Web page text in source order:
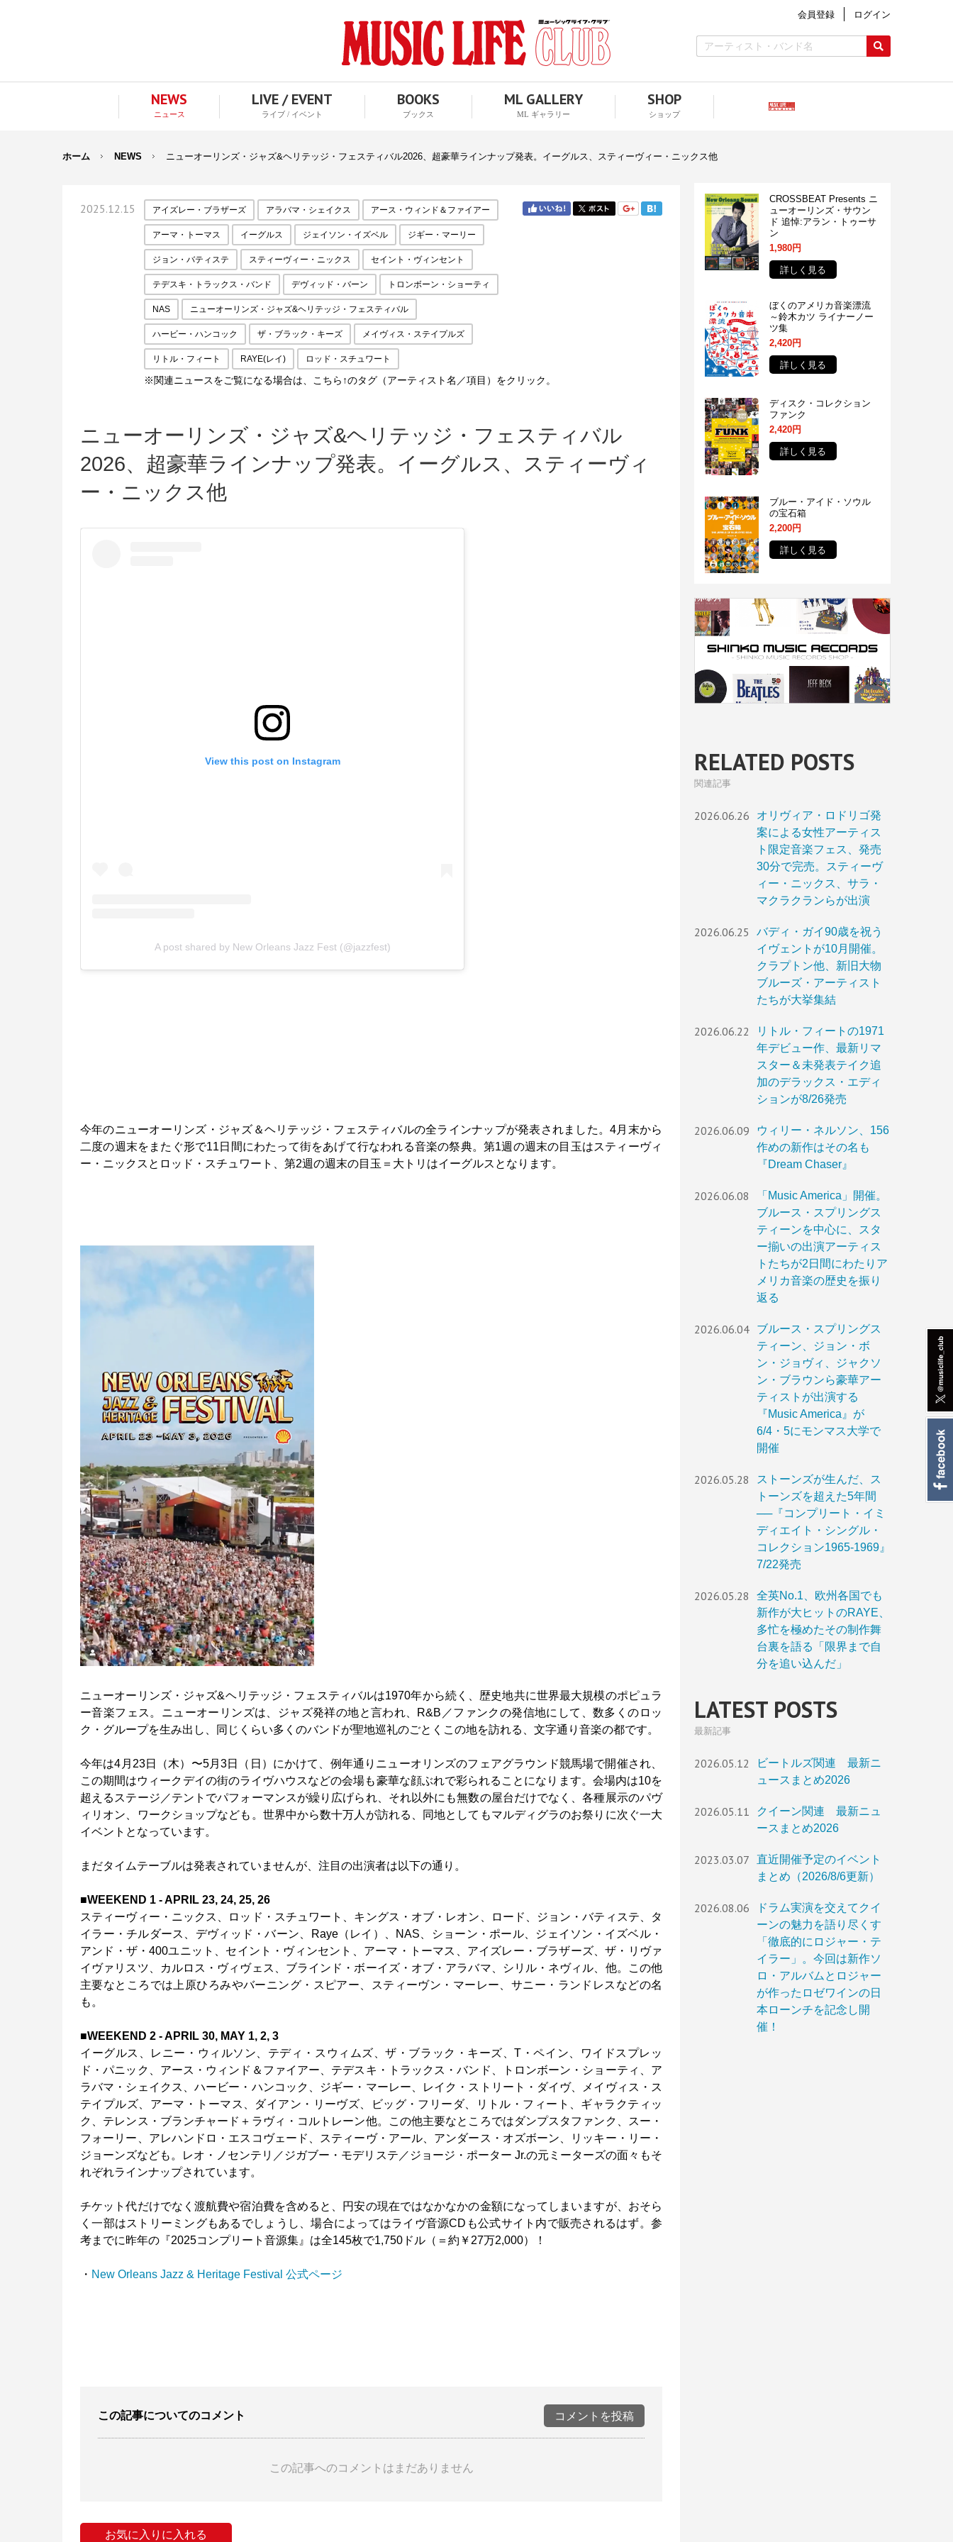
会員登録 ログイン
NEWS
ニュース
LIVE / EVENT
ライブ / イベント
BOOKS
ブックス
ML GALLERY
ML ギャラリー
SHOP
ショップ
ホーム NEWS ニューオーリンズ・ジャズ&ヘリテッジ・フェスティバル2026、超豪華ラインナップ発表。イーグルス、スティーヴィー・ニックス他
2025.12.15 アイズレー・ブラザーズ アラバマ・シェイクス アース・ウィンド＆ファイアー
アーマ・トーマス イーグルス ジェイソン・イズベル ジギー・マーリー
ジョン・バティステ スティーヴィー・ニックス セイント・ヴィンセント
テデスキ・トラックス・バンド デヴィッド・バーン トロンボーン・ショーティ
NAS ニューオーリンズ・ジャズ&ヘリテッジ・フェスティバル
ハービー・ハンコック ザ・ブラック・キーズ メイヴィス・ステイプルズ
リトル・フィート RAYE(レイ) ロッド・スチュワート
※関連ニュースをご覧になる場合は、こちら↑のタグ（アーティスト名／項目）をクリック。
ニューオーリンズ・ジャズ&ヘリテッジ・フェスティバル
2026、超豪華ラインナップ発表。イーグルス、スティーヴィ
ー・ニックス他
今年のニューオーリンズ・ジャズ＆ヘリテッジ・フェスティバルの全ラインナップが発表されました。4月末から
二度の週末をまたぐ形で11日間にわたって街をあげて行なわれる音楽の祭典。第1週の週末の目玉はスティーヴィ
ー・ニックスとロッド・スチュワート、第2週の週末の目玉＝大トリはイーグルスとなります。
ニューオーリンズ・ジャズ&ヘリテッジ・フェスティバルは1970年から続く、歴史地共に世界最大規模のポピュラ
ー音楽フェス。ニューオーリンズは、ジャズ発祥の地と言われ、R&B／ファンクの発信地にして、数多くのロッ
ク・グループを生み出し、同じくらい多くのバンドが聖地巡礼のごとくこの地を訪れる、文字通り音楽の都です。
今年は4月23日（木）〜5月3日（日）にかけて、例年通りニューオリンズのフェアグラウンド競馬場で開催され、
この期間はウィークデイの街のライヴハウスなどの会場も豪華な顔ぶれで彩られることになります。会場内は10を
超えるステージ／テントでパフォーマンスが繰り広げられ、それ以外にも無数の屋台だけでなく、各種展示のパヴ
ィリオン、ワークショップなども。世界中から数十万人が訪れる、同地としてもマルディグラのお祭りに次ぐ一大
イベントとなっています。
まだタイムテーブルは発表されていませんが、注目の出演者は以下の通り。
■WEEKEND 1 - APRIL 23, 24, 25, 26
スティーヴィー・ニックス、ロッド・スチュワート、キングス・オブ・レオン、ロード、ジョン・バティステ、タ
イラー・チルダース、デヴィッド・バーン、Raye（レイ）、NAS、ショーン・ポール、ジェイソン・イズベル・
アンド・ザ・400ユニット、セイント・ヴィンセント、アーマ・トーマス、アイズレー・ブラザーズ、ザ・リヴァ
イヴァリスツ、カルロス・ヴィヴェス、ブラインド・ボーイズ・オブ・アラバマ、シリル・ネヴィル、他。この他
主要なところでは上原ひろみやバーニング・スピアー、スティーヴン・マーレー、サニー・ランドレスなどの名
も。
■WEEKEND 2 - APRIL 30, MAY 1, 2, 3
イーグルス、レニー・ウィルソン、テディ・スウィムズ、ザ・ブラック・キーズ、T・ペイン、ワイドスプレッ
ド・パニック、アース・ウィンド＆ファイアー、テデスキ・トラックス・バンド、トロンボーン・ショーティ、ア
ラバマ・シェイクス、ハービー・ハンコック、ジギー・マーレー、レイク・ストリート・ダイヴ、メイヴィス・ス
テイプルズ、アーマ・トーマス、ダイアン・リーヴズ、ビッグ・フリーダ、リトル・フィート、ギャラクティッ
ク、テレンス・ブランチャード＋ラヴィ・コルトレーン他。この他主要なところではダンプスタファンク、スー・
フォーリー、アレハンドロ・エスコヴェード、スティーヴ・アール、アンダース・オズボーン、リッキー・リー・
ジョーンズなども。レオ・ノセンテリ／ジガブー・モデリステ／ジョージ・ポーター Jr.の元ミーターズの面々もそ
れぞれラインナップされています。
チケット代だけでなく渡航費や宿泊費を含めると、円安の現在ではなかなかの金額になってしまいますが、おそら
く一部はストリーミングもあるでしょうし、場合によってはライヴ音源CDも公式サイト内で販売されるはず。参
考までに昨年の『2025コンプリート音源集』は全145枚で1,750ドル（＝約￥27万2,000）！
・ New Orleans Jazz & Heritage Festival 公式ページ
この記事についてのコメント コメントを投稿
この記事へのコメントはまだありません
お気に入りに入れる
CROSSBEAT Presents ニ
ューオーリンズ・サウン
ド 追悼:アラン・トゥーサ
ン
1,980円
詳しく見る
ぼくのアメリカ音楽漂流
～鈴木カツ ライナーノー
ツ集
2,420円
詳しく見る
ディスク・コレクション
ファンク
2,420円
詳しく見る
ブルー・アイド・ソウル
の宝石箱
2,200円
詳しく見る
RELATED POSTS
関連記事
2026.06.26
オリヴィア・ロドリゴ発
案による女性アーティス
ト限定音楽フェス、発売
30分で完売。スティーヴ
ィー・ニックス、サラ・
マクラクランらが出演
2026.06.25
バディ・ガイ90歳を祝う
イヴェントが10月開催。
クラプトン他、新旧大物
ブルーズ・アーティスト
たちが大挙集結
2026.06.22
リトル・フィートの1971
年デビュー作、最新リマ
スター＆未発表テイク追
加のデラックス・エディ
ションが8/26発売
2026.06.09
ウィリー・ネルソン、156
作めの新作はその名も
『Dream Chaser』
2026.06.08
「Music America」開催。
ブルース・スプリングス
ティーンを中心に、スタ
ー揃いの出演アーティス
トたちが2日間にわたりア
メリカ音楽の歴史を振り
返る
2026.06.04
ブルース・スプリングス
ティーン、ジョン・ボ
ン・ジョヴィ、ジャクソ
ン・ブラウンら豪華アー
ティストが出演する
『Music America』が
6/4・5にモンマス大学で
開催
2026.05.28
ストーンズが生んだ、ス
トーンズを超えた5年間
──『コンプリート・イミ
ディエイト・シングル・
コレクション1965-1969』
7/22発売
2026.05.28
全英No.1、欧州各国でも
新作が大ヒットのRAYE、
多忙を極めたその制作舞
台裏を語る「限界まで自
分を追い込んだ」
LATEST POSTS
最新記事
2026.05.12
ビートルズ関連 最新ニ
ュースまとめ2026
2026.05.11
クイーン関連 最新ニュ
ースまとめ2026
2023.03.07
直近開催予定のイベント
まとめ（2026/8/6更新）
2026.08.06
ドラム実演を交えてクイ
ーンの魅力を語り尽くす
「徹底的にロジャー・テ
イラー」。今回は新作ソ
ロ・アルバムとロジャー
が作ったロゼワインの日
本ローンチを記念し開
催！